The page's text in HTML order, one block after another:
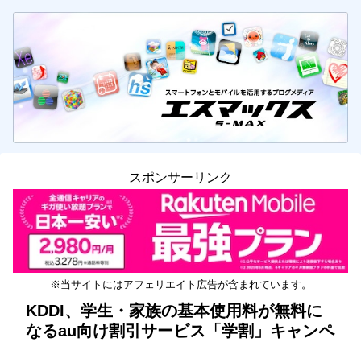
スポンサーリンク
※当サイトにはアフェリエイト広告が含まれています。
KDDI、学生・家族の基本使用料が無料に
なるau向け割引サービス「学割」キャンペ